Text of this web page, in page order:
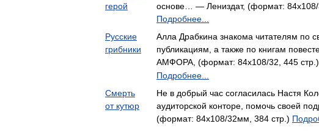
герой
основе… — Лениздат, (формат: 84x108/
Подробнее...
Русские
грибники
Алла Драбкина знакома читателям по
публикациям, а также по книгам
АМФОРА, (формат: 84x108/32, 445 стр.)
Подробнее...
Смерть
от кутюр
Не в добрый час согласилась Настя
аудиторской конторе, помочь своей
(формат: 84x108/32мм, 384 стр.)